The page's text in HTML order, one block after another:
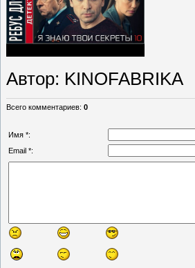
Автор: KINOFABRIKA
Всего комментариев: 0
Имя *:
Email *: